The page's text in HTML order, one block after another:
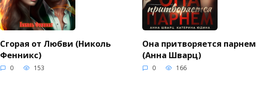
Сгорая от Любви (Николь
Фенникс)
0 153
Она притворяется парнем
(Анна Шварц)
0 166